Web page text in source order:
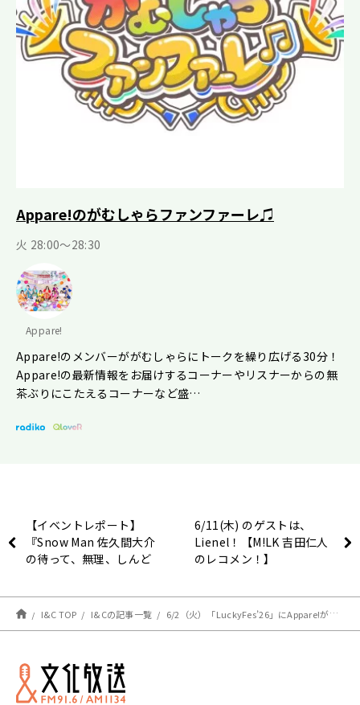
Appare!のがむしゃらファンファーレ♫
火 28:00～28:30
Appare!
Appare!のメンバーががむしゃらにトークを繰り広げる30分！
Appare!の最新情報をお届けするコーナーやリスナーからの無
茶ぶりにこたえるコーナーなど盛…
【イベントレポート】
『Snow Man 佐久間大介
の待って、無理、しんど
声優・杉田智和を迎え、3
回目の公開収録イベントを
開催！
6/11(木) のゲストは、
Lienel！【M!LK 吉田仁人
のレコメン！】
I&C TOP I&Cの記事一覧 6/2（火）「LuckyFes’26」にAppare!が出演！